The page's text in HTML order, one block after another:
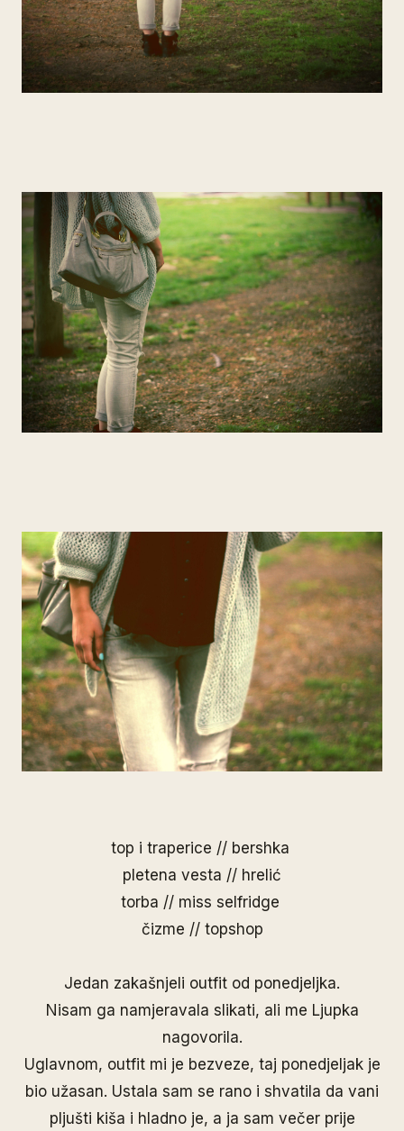
top i traperice // bershka
pletena vesta // hrelić
torba // miss selfridge
čizme // topshop
Jedan zakašnjeli outfit od ponedjeljka.
Nisam ga namjeravala slikati, ali me Ljupka
nagovorila.
Uglavnom, outfit mi je bezveze, taj ponedjeljak je
bio užasan. Ustala sam se rano i shvatila da vani
pljušti kiša i hladno je, a ja sam večer prije